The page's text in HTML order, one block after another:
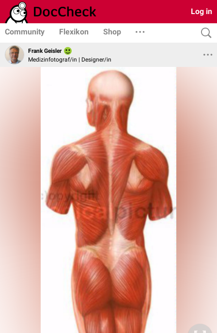
Log in
Community Flexikon Shop
Frank Geisler
Medizinfotograf/in | Designer/in